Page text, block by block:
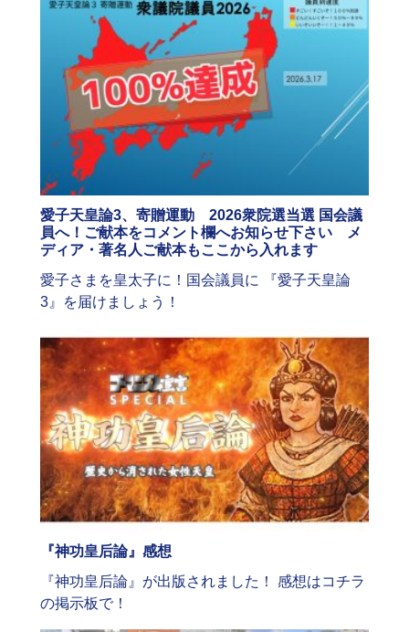
愛子天皇論3、寄贈運動 2026衆院選当選 国会議
員へ！ご献本をコメント欄へお知らせ下さい メ
ディア・著名人ご献本もここから入れます
愛子さまを皇太子に！国会議員に 『愛子天皇論
3』を届けましょう！
『神功皇后論』感想
『神功皇后論』が出版されました！ 感想はコチラ
の掲示板で！